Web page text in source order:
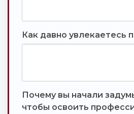
Как давно увлекаетесь
Почему вы начали
чтобы освоить